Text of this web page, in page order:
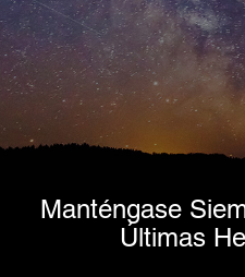
Manténgase
Últimas